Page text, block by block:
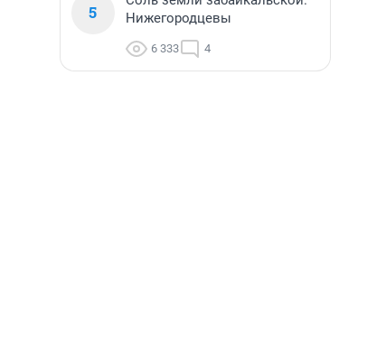
5
Нижегородцевы
6 333 4